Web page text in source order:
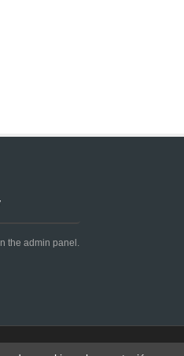
the admin panel.